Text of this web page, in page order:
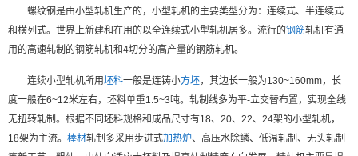
螺纹钢是由小型轧机生产的，小型轧机的主要类型分为：连续式、半连续式
和横列式。世界上新建和在用的以全连续式小型轧机居多。流行的钢筋轧机有通
用的高速轧制的钢筋轧机和4切分的高产量的钢筋轧机。
连续小型轧机所用坯料一般是连铸小方坯，其边长一般为130~160mm，长
度一般在6~12米左右，坯料单重1.5~3吨。轧制线多为平-立交替布置，实现全线
无扭转轧制。根据不同坯料规格和成品尺寸有18、20、22、24架的小型轧机，
18架为主流。 棒材轧制多采用步进式加热炉、高压水除鳞、低温轧制、无头轧制